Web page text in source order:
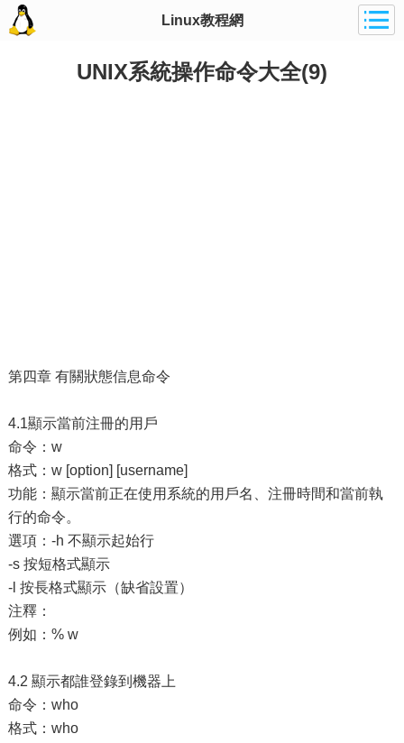
Linux教程網
UNIX系統操作命令大全(9)
第四章 有關狀態信息命令
4.1顯示當前注冊的用戶
命令：w
格式：w [option] [username]
功能：顯示當前正在使用系統的用戶名、注冊時間和當前執
行的命令。
選項：-h 不顯示起始行
-s 按短格式顯示
-l 按長格式顯示（缺省設置）
注釋：
例如：% w
4.2 顯示都誰登錄到機器上
命令：who
格式：who